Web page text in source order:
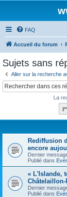
FAQ
Accueil du forum
Sujets sans
Aller sur la recherche
La
Rediffusion
encore
Dernier
Publié dans
« L'Islande,
Châtelaillon-
Dernier
Publié dans